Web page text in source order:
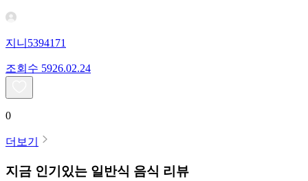
지니5394171
조회수 5926.02.24
0
더보기
지금 인기있는 일반식 음식 리뷰